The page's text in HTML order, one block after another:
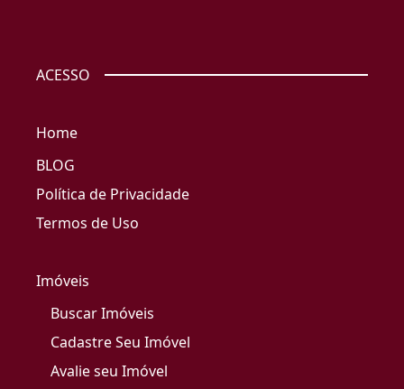
ACESSO
Home
BLOG
Política de Privacidade
Termos de Uso
Imóveis
Buscar Imóveis
Cadastre Seu Imóvel
Avalie seu Imóvel